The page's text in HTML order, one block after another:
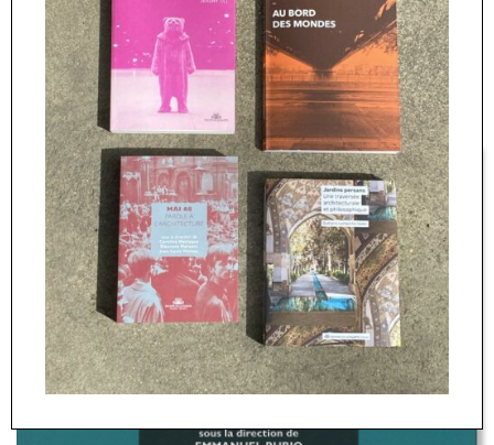
Le surréalisme en héritage : les avant-gardes après 1945
(2008).